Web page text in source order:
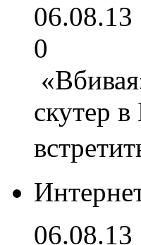
06.08.13
0
скутер
06.08.13